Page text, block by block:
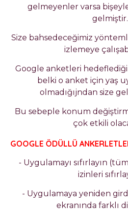
gelmeyenler varsa
gelmiştir.
Size bahsedeceğimiz
izlemeye
Google anketleri
belki o anket için yaş
olmadığıjndan size
Bu sebeple konum
çok etkili
GOOGLE ÖDÜLLÜ
- Uygulamayı sıfırlayın
izinleri
- Uygulamaya yeniden
ekranında farklı